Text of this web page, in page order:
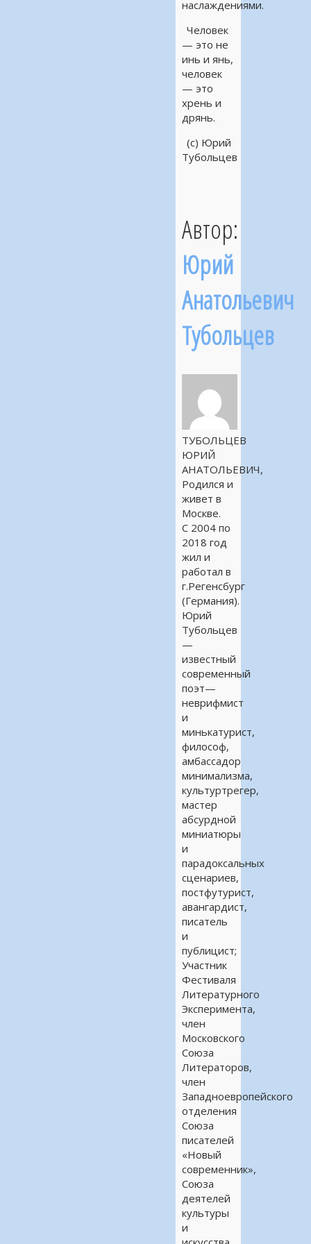
наслаждениями.
Человек
— это не
инь и янь,
человек
— это
хрень и
дрянь.
(с) Юрий
Тубольцев
Автор:
Юрий
Анатольевич
Тубольцев
ТУБОЛЬЦЕВ
ЮРИЙ
АНАТОЛЬЕВИЧ,
Родился и
живет в
Москве.
С 2004 по
2018 год
жил и
работал в
г.Регенсбург
(Германия).
Юрий
Тубольцев
—
известный
современный
поэт—
неврифмист
и
минькатурист,
философ,
амбасcадор
минимализма,
культуртрегер,
мастер
абсурдной
миниатюры
и
парадоксальных
сценариев,
постфутурист,
авангардист,
писатель
и
публицист;
Участник
Фестиваля
Литературного
Эксперимента,
член
Московского
Союза
Литераторов,
член
Западноевропейского
отделения
Союза
писателей
«Новый
современник»,
Союза
деятелей
культуры
и